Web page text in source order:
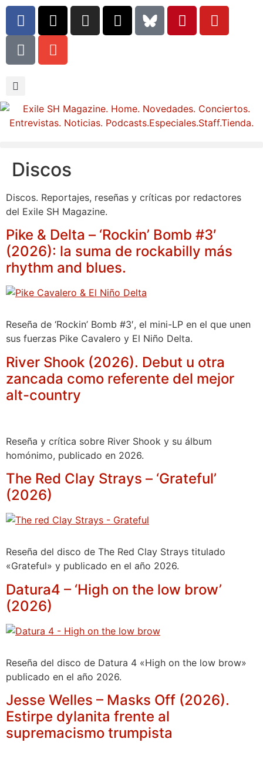
Discos
Discos. Reportajes, reseñas y críticas por redactores
del Exile SH Magazine.
Pike & Delta – ‘Rockin’ Bomb #3′
(2026): la suma de rockabilly más
rhythm and blues.
Reseña de ‘Rockin’ Bomb #3′, el mini-LP en el que unen
sus fuerzas Pike Cavalero y El Niño Delta.
River Shook (2026). Debut u otra
zancada como referente del mejor
alt-country
Reseña y crítica sobre River Shook y su álbum
homónimo, publicado en 2026.
The Red Clay Strays – ‘Grateful’
(2026)
Reseña del disco de The Red Clay Strays titulado
«Grateful» y publicado en el año 2026.
Datura4 – ‘High on the low brow’
(2026)
Reseña del disco de Datura 4 «High on the low brow»
publicado en el año 2026.
Jesse Welles – Masks Off (2026).
Estirpe dylanita frente al
supremacismo trumpista